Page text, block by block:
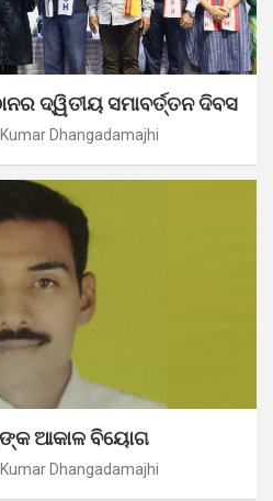
ଦ୍ୱିତୀୟ ସମାବର୍ତ୍ତନ ଦିବସ
Dhangadamajhi
ଆକାଳ ବିୟୋଗ
Dhangadamajhi